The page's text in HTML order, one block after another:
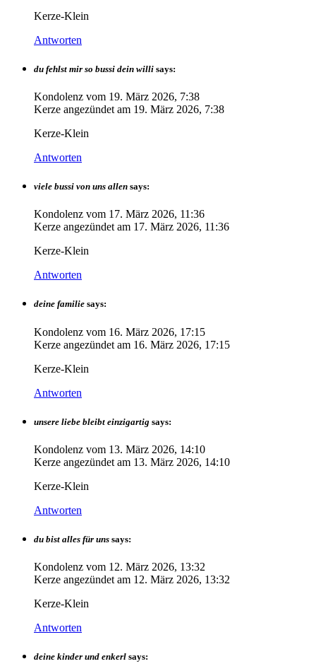
Kerze-Klein
Antworten
du fehlst mir so bussi dein willi says:
Kondolenz vom 19. März 2026, 7:38
Kerze angezündet am 19. März 2026, 7:38
Kerze-Klein
Antworten
viele bussi von uns allen says:
Kondolenz vom 17. März 2026, 11:36
Kerze angezündet am 17. März 2026, 11:36
Kerze-Klein
Antworten
deine familie says:
Kondolenz vom 16. März 2026, 17:15
Kerze angezündet am 16. März 2026, 17:15
Kerze-Klein
Antworten
unsere liebe bleibt einzigartig says:
Kondolenz vom 13. März 2026, 14:10
Kerze angezündet am 13. März 2026, 14:10
Kerze-Klein
Antworten
du bist alles für uns says:
Kondolenz vom 12. März 2026, 13:32
Kerze angezündet am 12. März 2026, 13:32
Kerze-Klein
Antworten
deine kinder und enkerl says: